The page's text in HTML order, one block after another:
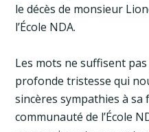
le décès de monsieur
l’École NDA.
Les mots ne suffisent
profonde tristesse qui
sincères sympathies à sa
communauté de l’École